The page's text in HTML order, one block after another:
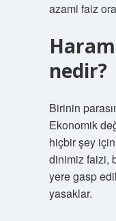
azami faiz
nedir?
Birinin
Ekonomik
hiçbir şey
dinimiz faizi,
yere gasp
yasaklar.